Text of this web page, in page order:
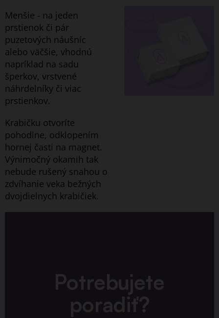
Menšie - na jeden
prstienok či pár
puzetových náušníc
alebo väčšie, vhodnú
napríklad na sadu
šperkov, vrstvené
náhrdelníky či viac
prstienkov.
Krabičku otvoríte
pohodlne, odklopením
hornej časti na magnet.
Výnimočný okamih tak
nebude rušený snahou o
zdvíhanie veka bežných
dvojdielnych krabičiek.
Potrebujete
poradiť?